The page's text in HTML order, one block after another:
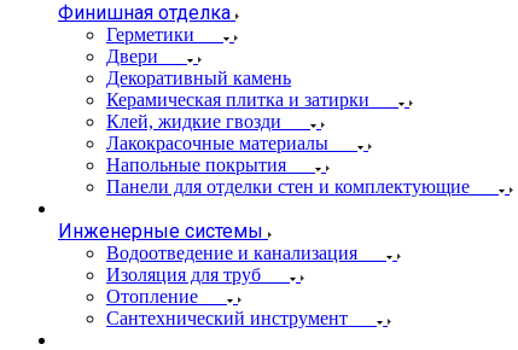
Финишная отделка
Герметики
Двери
Декоративный камень
Керамическая плитка и затирки
Клей, жидкие гвозди
Лакокрасочные материалы
Напольные покрытия
Панели для отделки стен и комплектующие
Инженерные системы
Водоотведение и канализация
Изоляция для труб
Отопление
Сантехнический инструмент